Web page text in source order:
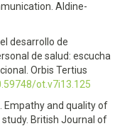
Aldine-
desarrollo de
de salud: escucha
Orbis Tertius
ot.v7i13.125
Empathy and quality of
British Journal of